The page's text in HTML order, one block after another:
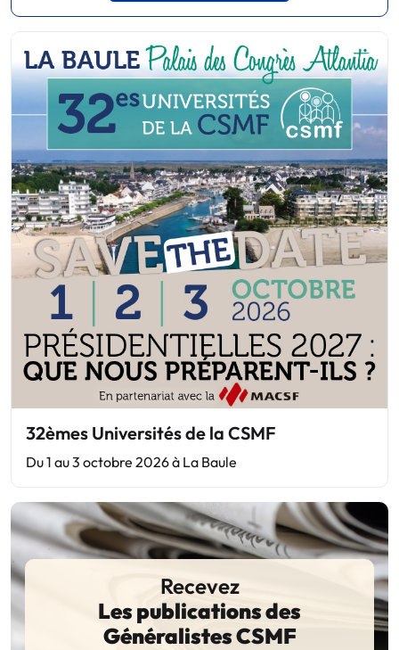
32èmes Universités de la CSMF
Du 1 au 3 octobre 2026 à La Baule
Recevez
Les publications des
Généralistes CSMF